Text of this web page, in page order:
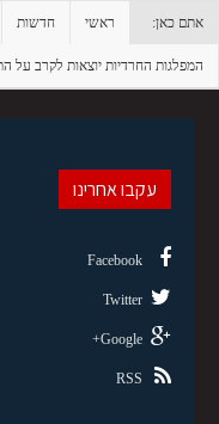
אתם כאן: ראשי חדשות
המפלגות החרדיות יוצאות לקרב על
עקבו אחרינו
Facebook
Twitter
Google+
RSS